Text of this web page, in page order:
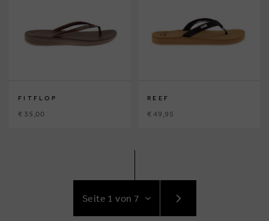
FITFLOP
€ 35,00
REEF
€ 49,95
ZUR
NÄCHSTE